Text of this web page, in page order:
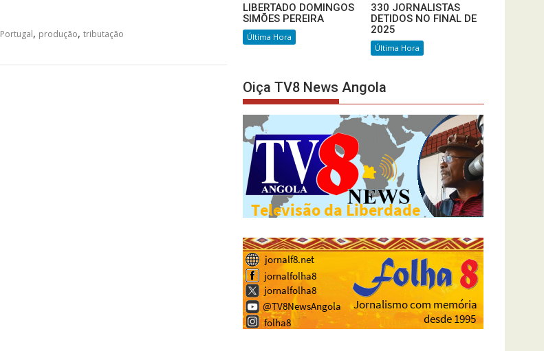
Portugal, produção, tributação
LIBERTADO DOMINGOS
SIMÕES PEREIRA
Última Hora
330 JORNALISTAS
DETIDOS NO FINAL DE
2025
Última Hora
Oiça TV8 News Angola